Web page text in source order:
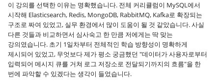
이 강의를 선택한 이유는 명확했습니다. 전체 커리큘럼이 MySQL에서
시작해 Elasticsearch, Redis, MongoDB, RabbitMQ, Kafka로 확장되는
구조로 짜여 있었고, 실무 환경에서 많이 도움이 될 것 같았습니다. 사실
다른 것들과 비교하면서 심사숙고 한 만큼 저에게는 딱 맞는
강의였습니다. 초기 1일차부터 전체적인 학습 방향성이 명확하게
제시되어 있었고, 무엇보다 제가 평소 궁금했던 "데이터가 사용자로부터
입력되어 메시지 큐를 거쳐 로그 저장소로 전달되기까지의 흐름"을 한
번에 파악할 수 있겠다는 생각이 들었습니다.